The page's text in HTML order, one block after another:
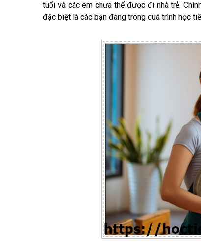
tuổi và các em chưa thể được đi nhà trẻ.
đặc biệt là các bạn đang trong quá trình học